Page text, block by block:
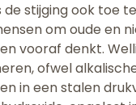
de stijging ook toe
om oude en
vooraf denkt.
ofwel
in een stalen